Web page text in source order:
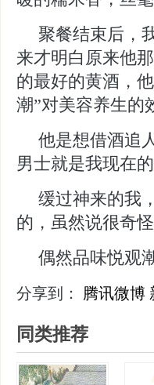
聚餐结束后，
来才明白原来他
的最好的黄酒，
潮”对美容养生的
他是想借酒追
男士就是我现在的
缓过神来的我
的，虽然说很奇
偶然品味悦观
分享到： 腾讯微博
同类推荐